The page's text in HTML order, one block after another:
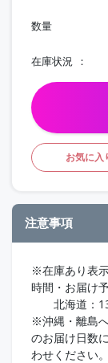
数量
在庫状況
お気に入
注意事項
※在庫あり表
時間・お届け
北海道：13
※沖縄・離島
のお届け日数
わせください。